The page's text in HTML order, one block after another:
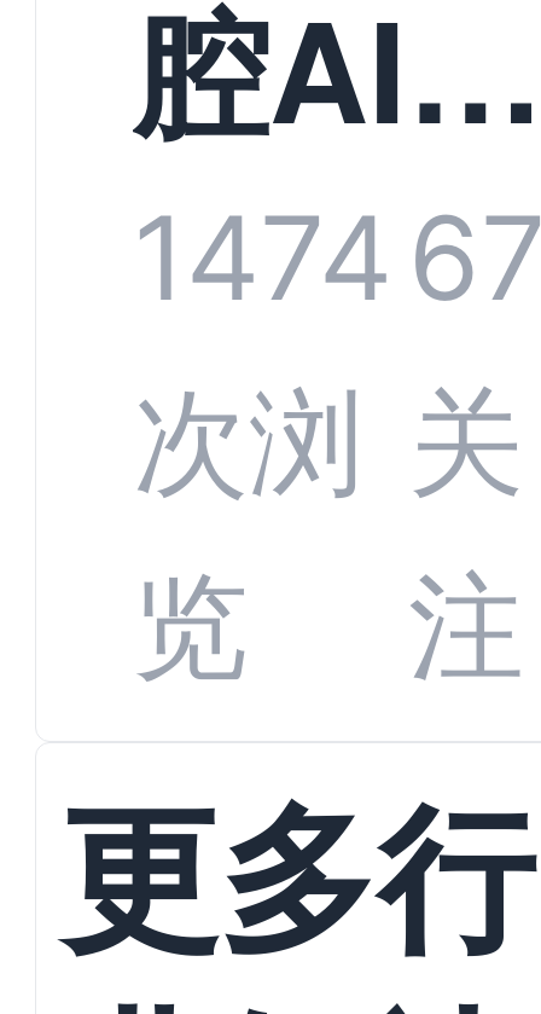
规模化
增长与
数字化
蜕变
腔AI
服系统
全渠道
数据对
接
1474
次浏
览
关
注
更多行